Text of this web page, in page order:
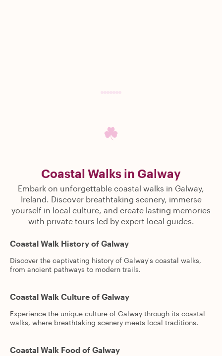
Coastal Walks in Galway
Embark on unforgettable coastal walks in Galway,
Ireland. Discover breathtaking scenery, immerse
yourself in local culture, and create lasting memories
with private tours led by expert local guides.
Coastal Walk History of Galway
Discover the captivating history of Galway's coastal walks,
from ancient pathways to modern trails.
Coastal Walk Culture of Galway
Experience the unique culture of Galway through its coastal
walks, where breathtaking scenery meets local traditions.
Coastal Walk Food of Galway